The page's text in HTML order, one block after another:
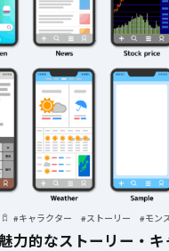
#キャラクター #ストーリー #モン
力的なストーリー・キ